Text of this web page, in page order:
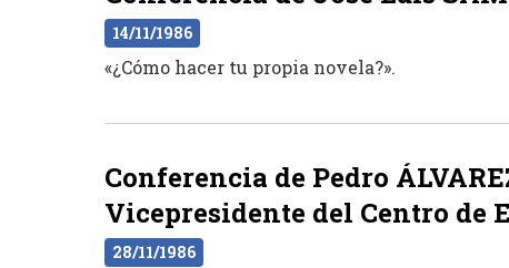
14/11/1986
«¿Cómo hacer tu propia novela?».
Conferencia de Pedro
Vicepresidente del Centro de
28/11/1986